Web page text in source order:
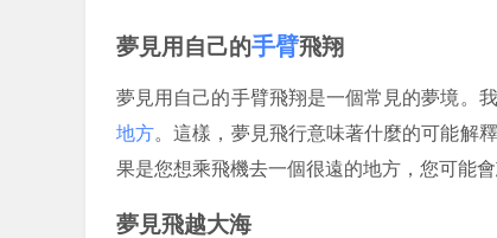
夢見用自己的手臂飛翔
夢見用自己的手臂飛翔是一個常見的夢境。
地方。這樣，夢見飛行意味著什麼的可能解
果是您想乘飛機去一個很遠的地方，您可能
夢見飛越大海